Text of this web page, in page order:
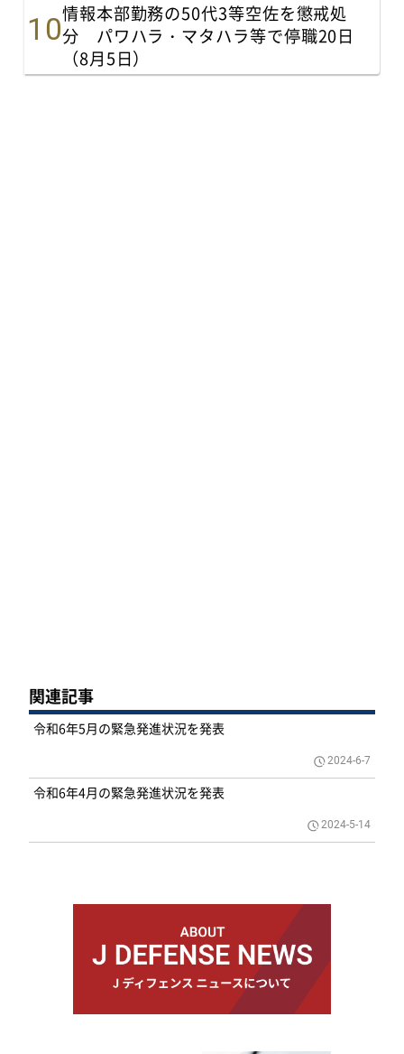
情報本部勤務の50代3等空佐を懲戒処
分 パワハラ・マタハラ等で停職20日
（8月5日）
関連記事
令和6年5月の緊急発進状況を発表
2024-6-7
令和6年4月の緊急発進状況を発表
2024-5-14